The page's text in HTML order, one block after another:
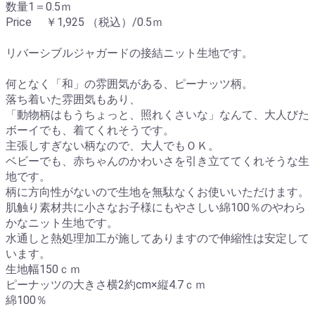
数量1＝0.5ｍ
Price ￥1,925 （税込）/0.5ｍ
リバーシブルジャガードの接結ニット生地です。
何となく「和」の雰囲気がある、ピーナッツ柄。
落ち着いた雰囲気もあり、
「動物柄はもうちょっと、照れくさいな」なんて、大人びた
ボーイでも、着てくれそうです。
主張しすぎない柄なので、大人でもＯＫ。
ベビーでも、赤ちゃんのかわいさを引き立ててくれそうな生
地です。
柄に方向性がないので生地を無駄なくお使いいただけます。
肌触り素材共に小さなお子様にもやさしい綿100％のやわら
かなニット生地です。
水通しと熱処理加工が施してありますので伸縮性は安定して
います。
生地幅150ｃｍ
ピーナッツの大きさ横2約cm×縦4.7ｃｍ
綿100％